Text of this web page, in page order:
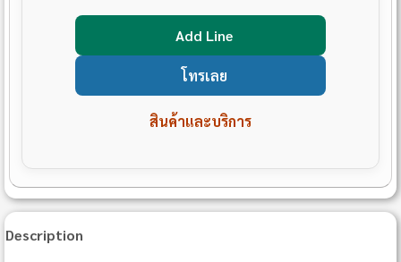
Add Line
โทรเลย
สินค้าและบริการ
Description